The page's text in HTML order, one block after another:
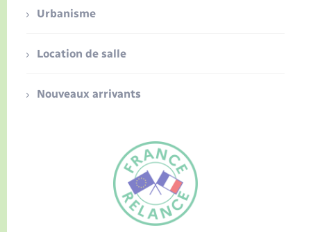
Urbanisme
Location de salle
Nouveaux arrivants